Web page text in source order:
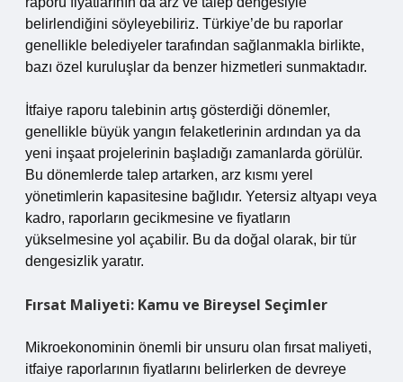
belirlendiğini söyleyebiliriz. Türkiye’de bu raporlar
genellikle belediyeler tarafından sağlanmakla birlikte,
bazı özel kuruluşlar da benzer hizmetleri sunmaktadır.
İtfaiye raporu talebinin artış gösterdiği dönemler,
genellikle büyük yangın felaketlerinin ardından ya da
yeni inşaat projelerinin başladığı zamanlarda görülür.
Bu dönemlerde talep artarken, arz kısmı yerel
yönetimlerin kapasitesine bağlıdır. Yetersiz altyapı veya
kadro, raporların gecikmesine ve fiyatların
yükselmesine yol açabilir. Bu da doğal olarak, bir tür
dengesizlik yaratır.
Fırsat Maliyeti: Kamu ve Bireysel Seçimler
Mikroekonominin önemli bir unsuru olan fırsat maliyeti,
itfaiye raporlarının fiyatlarını belirlerken de devreye